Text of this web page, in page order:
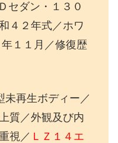
セダン・１３０
４２年式／ホワ
１１月／修復歴
未再生ボディー／
質／外観及び内
視／ ＬＺ１４エ